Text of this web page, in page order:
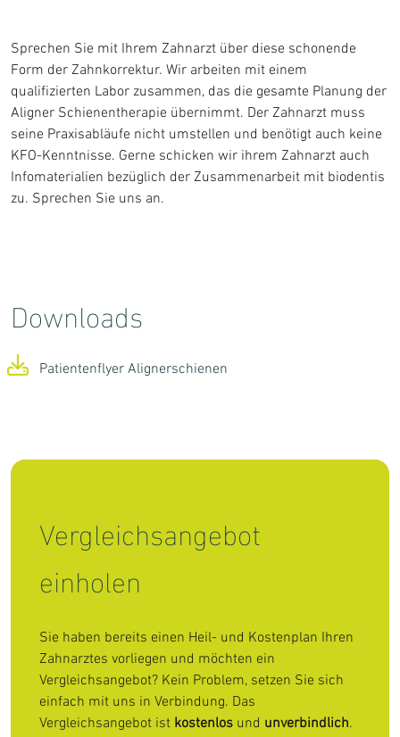
Sprechen Sie mit Ihrem Zahnarzt über diese schonende
Form der Zahnkorrektur. Wir arbeiten mit einem
qualifizierten Labor zusammen, das die gesamte Planung der
Aligner Schienentherapie übernimmt. Der Zahnarzt muss
seine Praxisabläufe nicht umstellen und benötigt auch keine
KFO-Kenntnisse. Gerne schicken wir ihrem Zahnarzt auch
Infomaterialien bezüglich der Zusammenarbeit mit biodentis
zu. Sprechen Sie uns an.
Downloads
Patientenflyer Alignerschienen
Vergleichsangebot
einholen
Sie haben bereits einen Heil- und Kostenplan Ihren
Zahnarztes vorliegen und möchten ein
Vergleichsangebot? Kein Problem, setzen Sie sich
einfach mit uns in Verbindung. Das
Vergleichsangebot ist kostenlos und unverbindlich.